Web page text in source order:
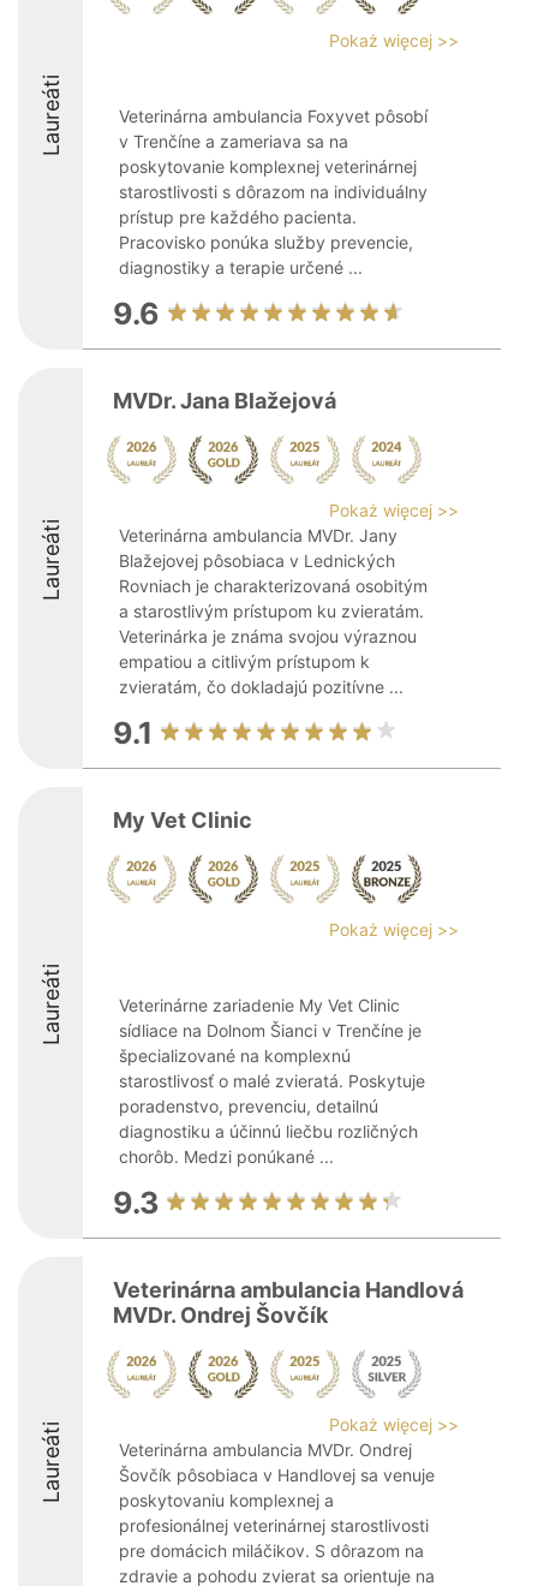
Laureáti
Pokaż więcej >>
Veterinárna ambulancia Foxyvet pôsobí
v Trenčíne a zameriava sa na
poskytovanie komplexnej veterinárnej
starostlivosti s dôrazom na individuálny
prístup pre každého pacienta.
Pracovisko ponúka služby prevencie,
diagnostiky a terapie určené ...
9.6
Laureáti
MVDr. Jana Blažejová
Pokaż więcej >>
Veterinárna ambulancia MVDr. Jany
Blažejovej pôsobiaca v Lednických
Rovniach je charakterizovaná osobitým
a starostlivým prístupom ku zvieratám.
Veterinárka je známa svojou výraznou
empatiou a citlivým prístupom k
zvieratám, čo dokladajú pozitívne ...
9.1
Laureáti
My Vet Clinic
Pokaż więcej >>
Veterinárne zariadenie My Vet Clinic
sídliace na Dolnom Šianci v Trenčíne je
špecializované na komplexnú
starostlivosť o malé zvieratá. Poskytuje
poradenstvo, prevenciu, detailnú
diagnostiku a účinnú liečbu rozličných
chorôb. Medzi ponúkané ...
9.3
Laureáti
Veterinárna ambulancia Handlová
MVDr. Ondrej Šovčík
Pokaż więcej >>
Veterinárna ambulancia MVDr. Ondrej
Šovčík pôsobiaca v Handlovej sa venuje
poskytovaniu komplexnej a
profesionálnej veterinárnej starostlivosti
pre domácich miláčikov. S dôrazom na
zdravie a pohodu zvierat sa orientuje na